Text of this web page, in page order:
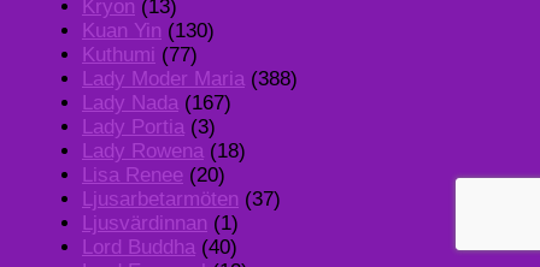
Kryon (13)
Kuan Yin (130)
Kuthumi (77)
Lady Moder Maria (388)
Lady Nada (167)
Lady Portia (3)
Lady Rowena (18)
Lisa Renee (20)
Ljusarbetarmöten (37)
Ljusvärdinnan (1)
Lord Buddha (40)